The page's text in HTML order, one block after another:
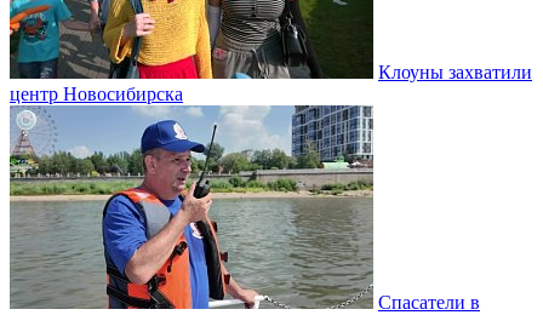
Клоуны захватили
центр Новосибирска
Спасатели в